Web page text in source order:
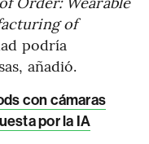
of
podría
añadió.
con cámaras
por la IA